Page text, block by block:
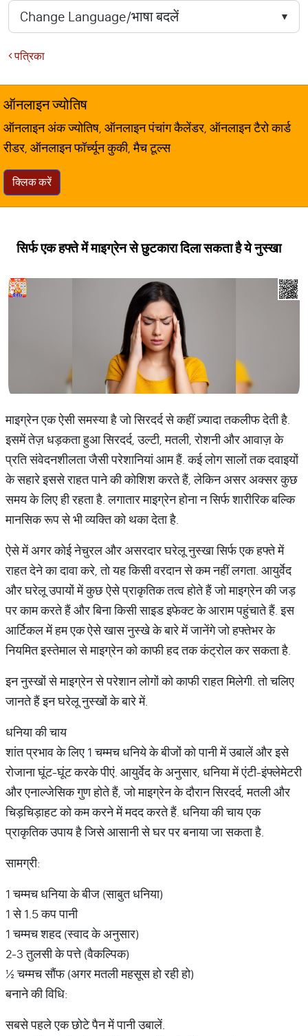
पत्रिका
ऑनलाइन ज्योतिष
ऑनलाइन अंक ज्योतिष, ऑनलाइन पंचांग कैलेंडर, ऑनलाइन टैरो कार्ड
रीडर, ऑनलाइन फॉर्च्यून कुकी, मैच टूल्स
क्लिक करें
सिर्फ एक हफ्ते में माइग्रेन से छुटकारा दिला सकता है ये नुस्खा
माइग्रेन एक ऐसी समस्या है जो सिरदर्द से कहीं ज़्यादा तकलीफ देती है.
इसमें तेज़ धड़कता हुआ सिरदर्द, उल्टी, मतली, रोशनी और आवाज़ के
प्रति संवेदनशीलता जैसी परेशानियां आम हैं. कई लोग सालों तक दवाइयों
के सहारे इससे राहत पाने की कोशिश करते हैं, लेकिन असर अक्सर कुछ
समय के लिए ही रहता है. लगातार माइग्रेन होना न सिर्फ शारीरिक बल्कि
मानसिक रूप से भी व्यक्ति को थका देता है.
ऐसे में अगर कोई नेचुरल और असरदार घरेलू नुस्खा सिर्फ एक हफ्ते में
राहत देने का दावा करे, तो यह किसी वरदान से कम नहीं लगता. आयुर्वेद
और घरेलू उपायों में कुछ ऐसे प्राकृतिक तत्व होते हैं जो माइग्रेन की जड़
पर काम करते हैं और बिना किसी साइड इफेक्ट के आराम पहुंचाते हैं. इस
आर्टिकल में हम एक ऐसे खास नुस्खे के बारे में जानेंगे जो हफ्तेभर के
नियमित इस्तेमाल से माइग्रेन को काफी हद तक कंट्रोल कर सकता है.
इन नुस्खों से माइग्रेन से परेशान लोगों को काफी राहत मिलेगी. तो चलिए
जानते हैं इन घरेलू नुस्खों के बारे में.
धनिया की चाय
शांत प्रभाव के लिए 1 चम्मच धनिये के बीजों को पानी में उबालें और इसे
रोजाना घूंट-घूंट करके पीएं. आयुर्वेद के अनुसार, धनिया में एंटी-इंफ्लेमेटरी
और एनाल्जेसिक गुण होते हैं, जो माइग्रेन के दौरान सिरदर्द, मतली और
चिड़चिड़ाहट को कम करने में मदद करते हैं. धनिया की चाय एक
प्राकृतिक उपाय है जिसे आसानी से घर पर बनाया जा सकता है.
सामग्री:
1 चम्मच धनिया के बीज (साबुत धनिया)
1 से 1.5 कप पानी
1 चम्मच शहद (स्वाद के अनुसार)
2-3 तुलसी के पत्ते (वैकल्पिक)
½ चम्मच सौंफ (अगर मतली महसूस हो रही हो)
बनाने की विधि:
सबसे पहले एक छोटे पैन में पानी उबालें.